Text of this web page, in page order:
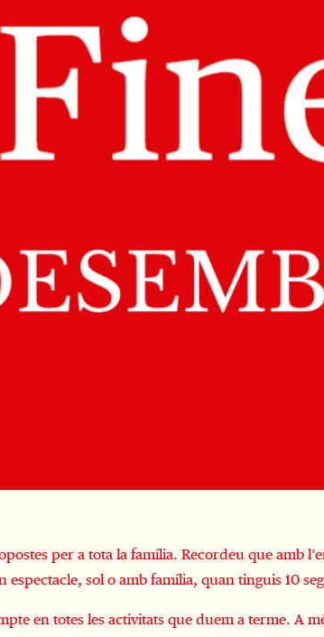
per a tota la família. Recordeu que amb
espectacle, sol o amb família, quan tinguis 10
en totes les activitats que duem a terme. A